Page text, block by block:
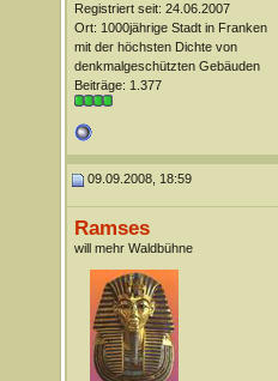
Registriert seit: 24.06.2007
Ort: 1000jährige Stadt in Franken
mit der höchsten Dichte von
denkmalgeschützten Gebäuden
Beiträge: 1.377
09.09.2008, 18:59
Ramses
will mehr Waldbühne